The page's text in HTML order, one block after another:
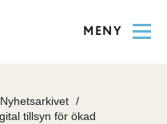
MENY
Nyhetsarkivet
tillsyn för ökad